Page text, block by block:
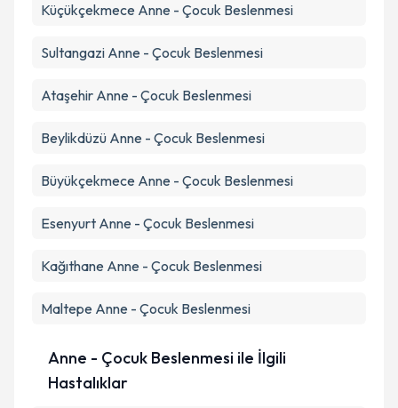
Küçükçekmece Anne - Çocuk Beslenmesi
Sultangazi Anne - Çocuk Beslenmesi
Ataşehir Anne - Çocuk Beslenmesi
Beylikdüzü Anne - Çocuk Beslenmesi
Büyükçekmece Anne - Çocuk Beslenmesi
Esenyurt Anne - Çocuk Beslenmesi
Kağıthane Anne - Çocuk Beslenmesi
Maltepe Anne - Çocuk Beslenmesi
Anne - Çocuk Beslenmesi ile İlgili
Hastalıklar